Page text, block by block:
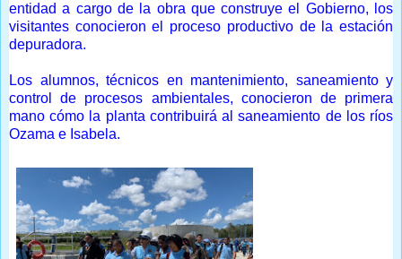
entidad a cargo de la obra que construye el Gobierno, los
visitantes conocieron el proceso productivo de la estación
depuradora.
Los alumnos, técnicos en mantenimiento, saneamiento y
control de procesos ambientales, conocieron de primera
mano cómo la planta contribuirá al saneamiento de los ríos
Ozama e Isabela.